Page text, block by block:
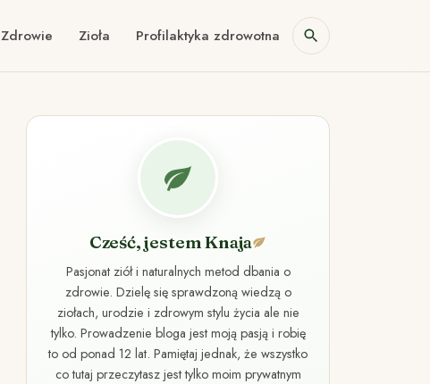
Zdrowie Zioła Profilaktyka zdrowotna
Cześć, jestem Knaja
Pasjonat ziół i naturalnych metod dbania o
zdrowie. Dzielę się sprawdzoną wiedzą o
ziołach, urodzie i zdrowym stylu życia ale nie
tylko. Prowadzenie bloga jest moją pasją i robię
to od ponad 12 lat. Pamiętaj jednak, że wszystko
co tutaj przeczytasz jest tylko moim prywatnym